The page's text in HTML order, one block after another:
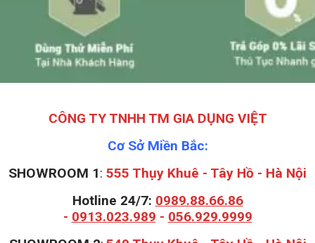
CÔNG TY TNHH TM GIA DỤNG VIỆT
Cơ Sở Miền Bắc:
SHOWROOM 1: 555 Thụy Khuê - Tây Hồ - Hà Nội
Hotline 24/7: 0989.88.66.86
- 0913.023.989 - 056.929.9999